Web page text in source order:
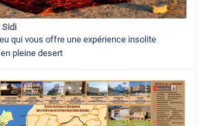
Sidi
qui vous offre une expérience insolite
pleine desert